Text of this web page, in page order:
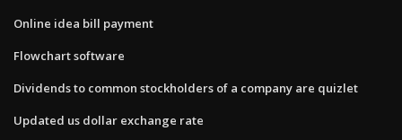
Online idea bill payment
Flowchart software
Dividends to common stockholders of a company are quizlet
Updated us dollar exchange rate